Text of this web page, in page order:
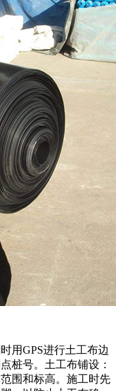
用GPS进行土工布边
。土工布铺设：
和标高。施工时先